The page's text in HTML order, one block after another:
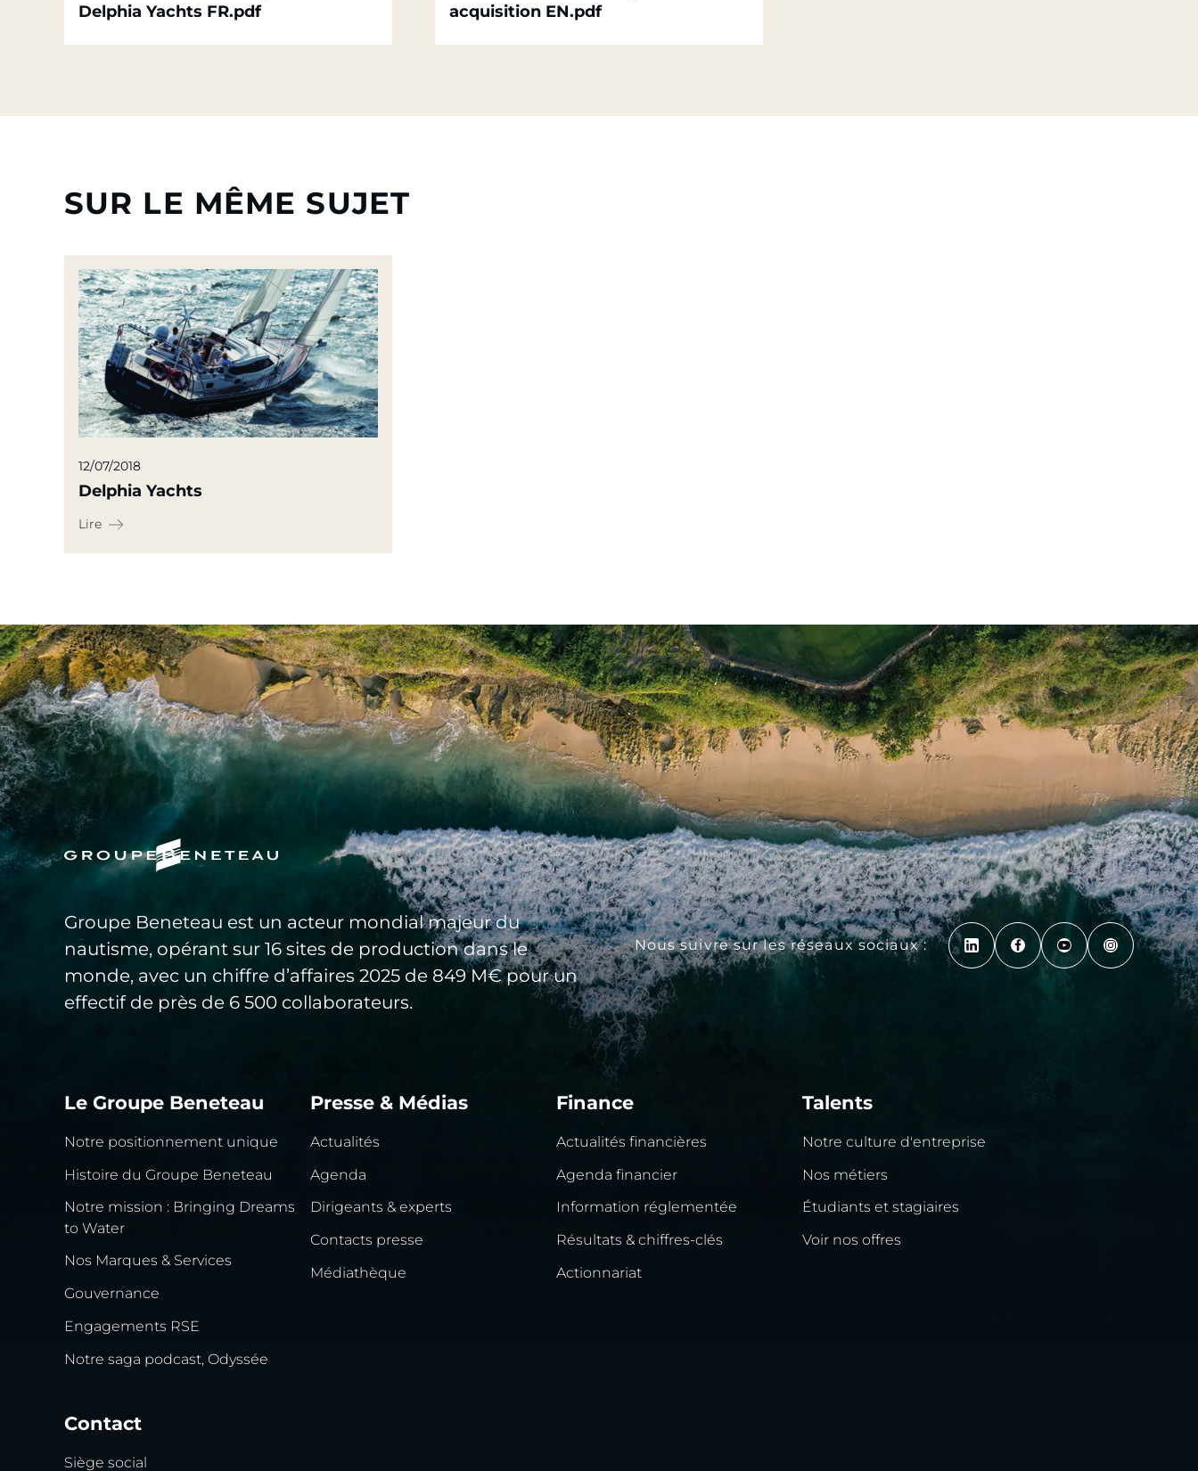
Delphia Yachts FR.pdf
acquisition EN.pdf
SUR LE MÊME SUJET
12/07/2018
Delphia Yachts
Lire
Groupe Beneteau est un acteur mondial majeur du
nautisme, opérant sur 16 sites de production dans le
monde, avec un chiffre d’affaires 2025 de 849 M€ pour un
effectif de près de 6 500 collaborateurs.
Nous suivre sur les réseaux sociaux :
Le Groupe Beneteau
Notre positionnement unique
Histoire du Groupe Beneteau
Notre mission : Bringing Dreams
to Water
Nos Marques & Services
Gouvernance
Engagements RSE
Notre saga podcast, Odyssée
Presse & Médias
Actualités
Agenda
Dirigeants & experts
Contacts presse
Médiathèque
Finance
Actualités financières
Agenda financier
Information réglementée
Résultats & chiffres-clés
Actionnariat
Talents
Notre culture d'entreprise
Nos métiers
Étudiants et stagiaires
Voir nos offres
Contact
Siège social